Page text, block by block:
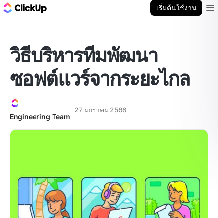
เริ่มต้นใช้งาน
วิธีบริหารทีมพัฒนา
ซอฟต์แวร์จากระยะไกล
Engineering Team
27 มกราคม 2568